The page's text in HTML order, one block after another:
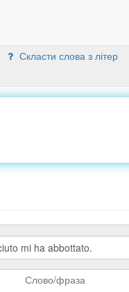
Скласти слова з літер
Слово/фраза